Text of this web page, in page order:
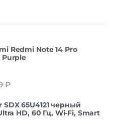
Redmi Note 14 Pro
Purple
₽
65U4121 черный
HD, 60 Гц, Wi-Fi, Smart